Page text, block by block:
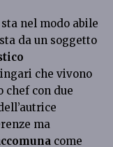
sta nel modo abile
da un soggetto
che vivono
chef con due
ma
come